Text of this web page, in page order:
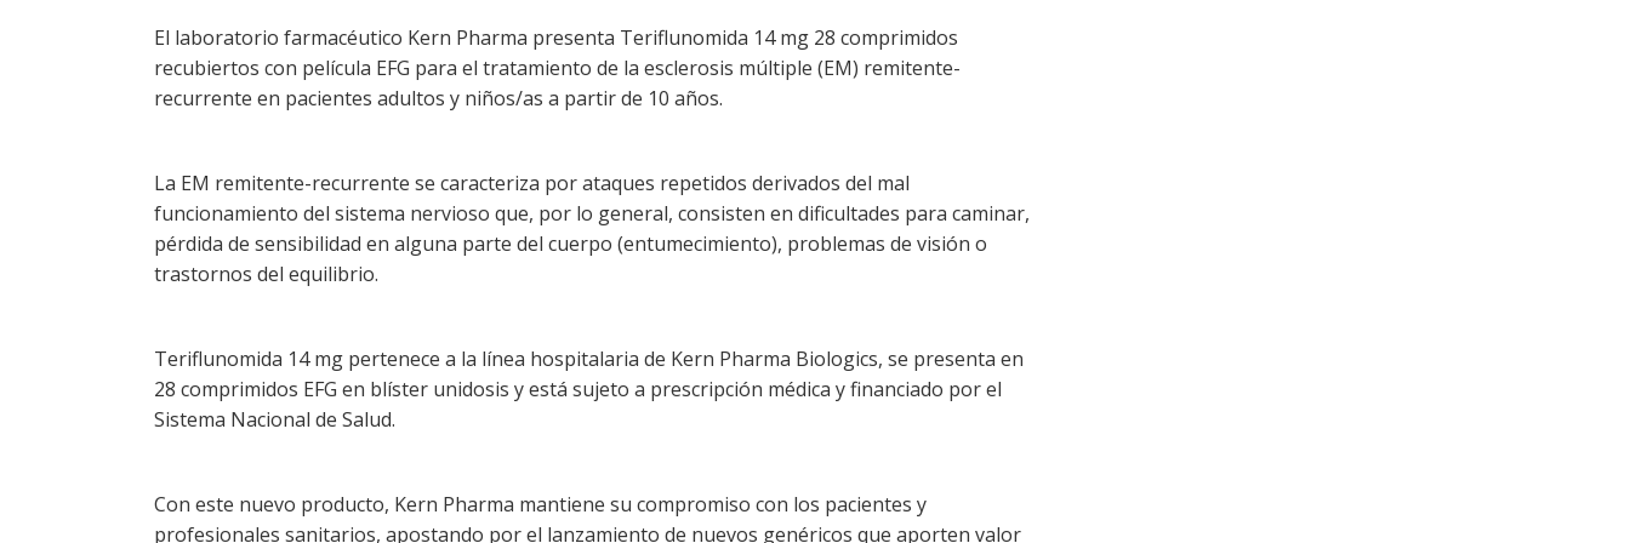
El laboratorio farmacéutico Kern Pharma presenta Teriflunomida 14 mg 28 comprimidos
recubiertos con película EFG para el tratamiento de la esclerosis múltiple (EM) remitente-
recurrente en pacientes adultos y niños/as a partir de 10 años.
La EM remitente-recurrente se caracteriza por ataques repetidos derivados del mal
funcionamiento del sistema nervioso que, por lo general, consisten en dificultades para caminar,
pérdida de sensibilidad en alguna parte del cuerpo (entumecimiento), problemas de visión o
trastornos del equilibrio.
Teriflunomida 14 mg pertenece a la línea hospitalaria de Kern Pharma Biologics, se presenta en
28 comprimidos EFG en blíster unidosis y está sujeto a prescripción médica y financiado por el
Sistema Nacional de Salud.
Con este nuevo producto, Kern Pharma mantiene su compromiso con los pacientes y
profesionales sanitarios, apostando por el lanzamiento de nuevos genéricos que aporten valor